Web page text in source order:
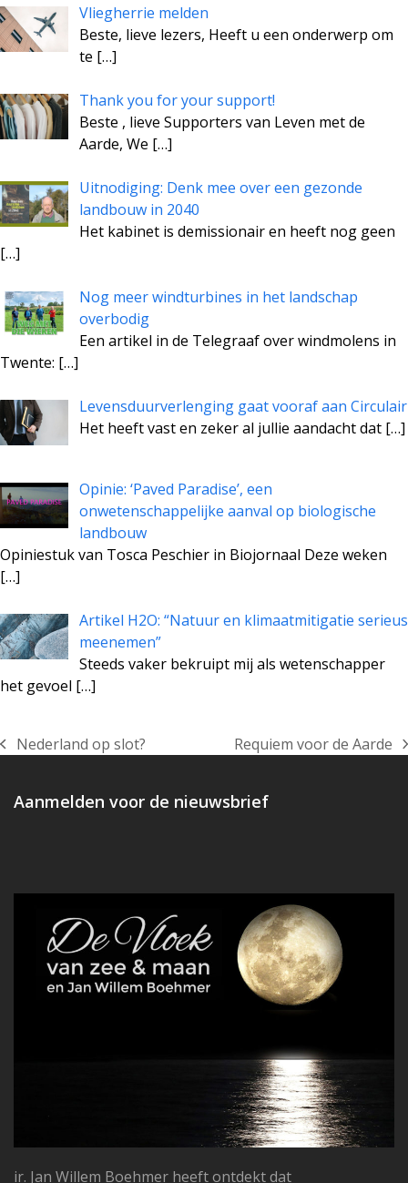
Vliegherrie melden
Beste, lieve lezers, Heeft u een onderwerp om
te […]
Thank you for your support!
Beste , lieve Supporters van Leven met de
Aarde, We […]
Uitnodiging: Denk mee over een gezonde
landbouw in 2040
Het kabinet is demissionair en heeft nog geen
[…]
Nog meer windturbines in het landschap
overbodig
Een artikel in de Telegraaf over windmolens in
Twente: […]
Levensduurverlenging gaat vooraf aan Circulair
Het heeft vast en zeker al jullie aandacht dat […]
Opinie: ‘Paved Paradise’, een
onwetenschappelijke aanval op biologische
landbouw
Opiniestuk van Tosca Peschier in Biojornaal Deze weken
[…]
Artikel H2O: “Natuur en klimaatmitigatie serieus
meenemen”
Steeds vaker bekruipt mij als wetenschapper
het gevoel […]
previous
Nederland op slot?
next
Requiem voor de Aarde
Aanmelden voor de nieuwsbrief
ir. Jan Willem Boehmer heeft ontdekt dat